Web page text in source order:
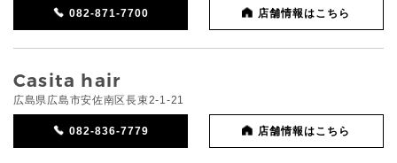
082-871-7700 店舗情報はこちら
Casita hair
広島県広島市安佐南区長束2-1-21
082-836-7779 店舗情報はこちら